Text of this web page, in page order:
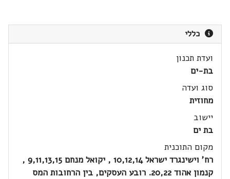
כללי
ועדת תכנון
בת-ים
סוג ועדה
מחוזית
יישוב
בת ים
מקום התוכנית
רח' וישינגרד ישראל 10,12,14 , יקואל מנחם 9,11,13,15 ,
קנמון אהוד 20,22. רובע העסקים, בין הרחובות המס